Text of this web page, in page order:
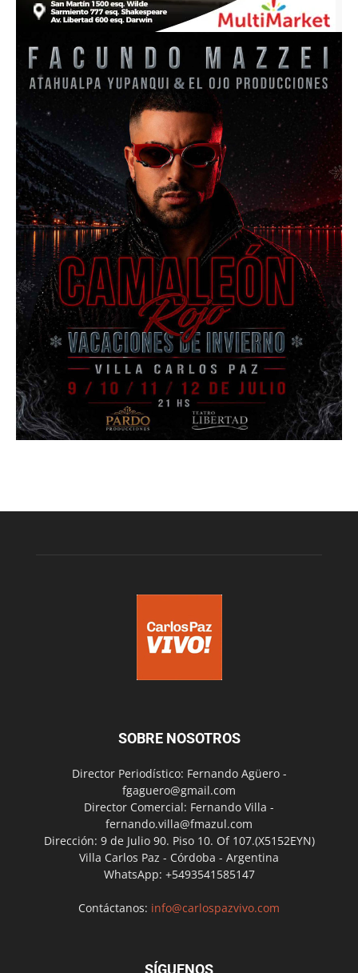
SOBRE NOSOTROS
Director Periodístico: Fernando Agüero -
fgaguero@gmail.com
Director Comercial: Fernando Villa -
fernando.villa@fmazul.com
Dirección: 9 de Julio 90. Piso 10. Of 107.(X5152EYN)
Villa Carlos Paz - Córdoba - Argentina
WhatsApp: +5493541585147
Contáctanos: info@carlospazvivo.com
SÍGUENOS